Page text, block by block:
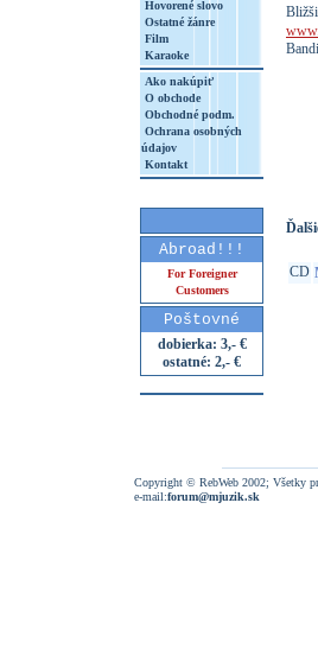
Hovorené slovo
Ostatné žánre
Film
Karaoke
Ako nakúpiť
O obchode
Obchodné podm.
Ochrana osobných
údajov
Kontakt
Abroad!!!
For Foreigner
Customers
Poštovné
dobierka: 3,- €
ostatné: 2,- €
CD
Copyright © RebWeb 2002; Všetky
e-mail:forum@mjuzik.sk